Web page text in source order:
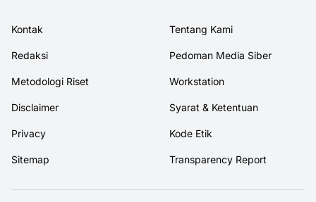
Kontak Tentang Kami
Redaksi Pedoman Media Siber
Metodologi Riset Workstation
Disclaimer Syarat & Ketentuan
Privacy Kode Etik
Sitemap Transparency Report